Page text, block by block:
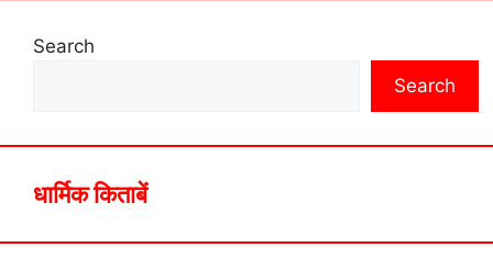
Search
Search
धार्मिक किताबें